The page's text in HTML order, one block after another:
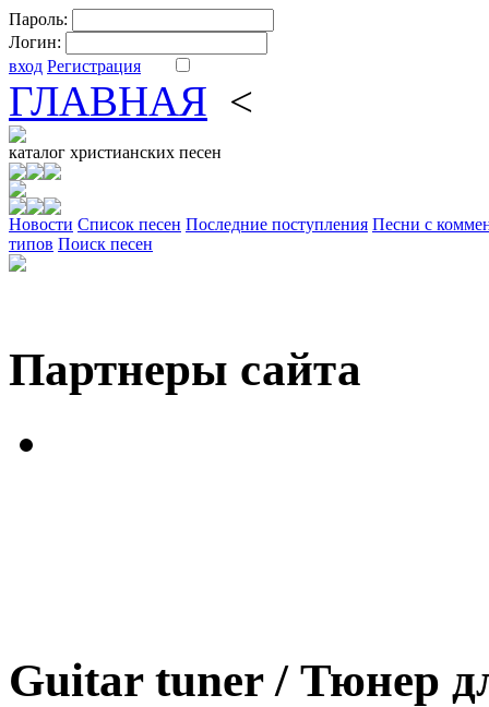
Пароль:
Логин:
вход Регистрация
ГЛАВНАЯ <
каталог христианских песен
Новости Cписок песен Последние поступления Песни с
типов Поиск песен
Партнеры сайта
Guitar tuner / Тюнер